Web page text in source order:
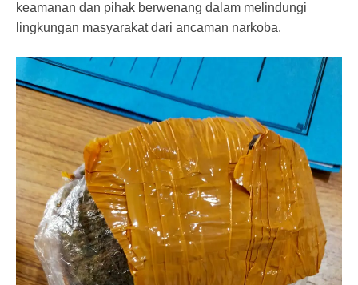
keamanan dan pihak berwenang dalam melindungi
lingkungan masyarakat dari ancaman narkoba.